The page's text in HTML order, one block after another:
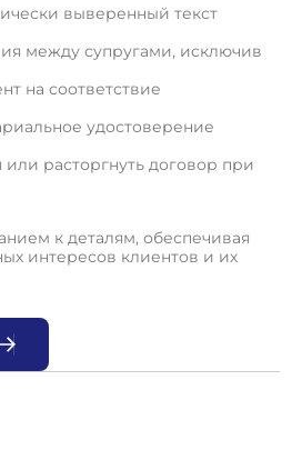
выверенный текст
между супругами, исключив
на соответствие
удостоверение
расторгнуть договор при
к деталям, обеспечивая
интересов клиентов и их